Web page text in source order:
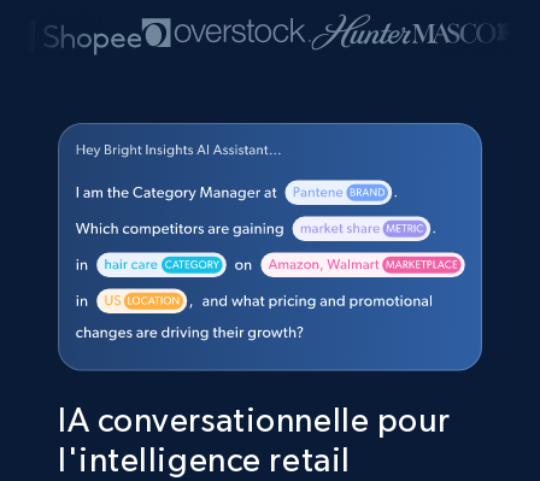
IA conversationnelle pour
l'intelligence retail